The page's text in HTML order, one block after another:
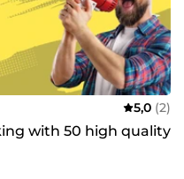
5,0 (2)
with 50 high quality